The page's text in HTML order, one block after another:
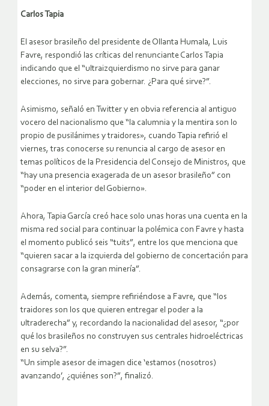
Carlos Tapia
El asesor brasileño del presidente de Ollanta Humala, Luis
Favre, respondió las críticas del renunciante Carlos Tapia
indicando que el “ultraizquierdismo no sirve para ganar
elecciones, no sirve para gobernar. ¿Para qué sirve?”.
Asimismo, señaló en Twitter y en obvia referencia al antiguo
vocero del nacionalismo que “la calumnia y la mentira son lo
propio de pusilánimes y traidores», cuando Tapia refirió el
viernes, tras conocerse su renuncia al cargo de asesor en
temas políticos de la Presidencia del Consejo de Ministros, que
“hay una presencia exagerada de un asesor brasileño” con
“poder en el interior del Gobierno».
Ahora, Tapia García creó hace solo unas horas una cuenta en la
misma red social para continuar la polémica con Favre y hasta
el momento publicó seis “tuits”, entre los que menciona que
“quieren sacar a la izquierda del gobierno de concertación para
consagrarse con la gran minería”.
Además, comenta, siempre refiriéndose a Favre, que “los
traidores son los que quieren entregar el poder a la
ultraderecha” y, recordando la nacionalidad del asesor, “¿por
qué los brasileños no construyen sus centrales hidroeléctricas
en su selva?”.
“Un simple asesor de imagen dice ‘estamos (nosotros)
avanzando’, ¿quiénes son?”, finalizó.